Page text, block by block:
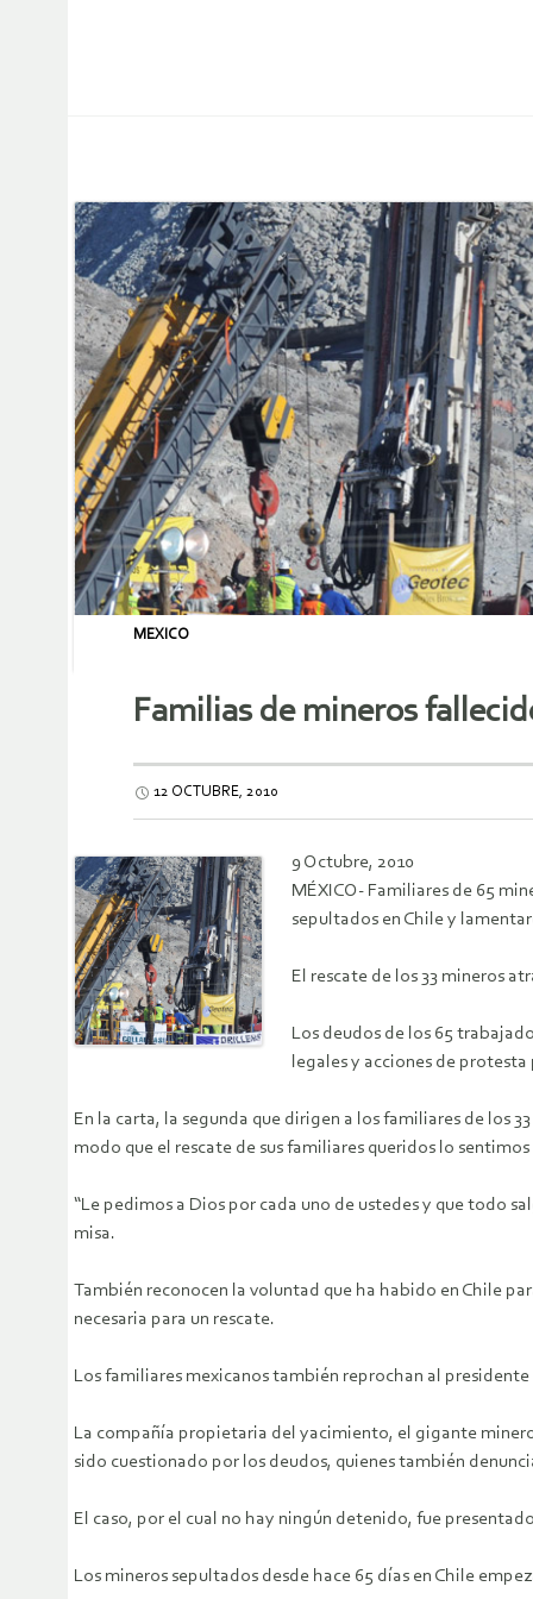
MEXICO
Familias de mineros
12 OCTUBRE, 2010
9 Octubre, 2010
MÉXICO- Familiares de 65
sepultados en Chile y
El rescate de los 33 mineros
Los deudos de los 65
legales y acciones de
En la carta, la segunda que dirigen a los familiares de los
modo que el rescate de sus familiares queridos lo
“Le pedimos a Dios por cada uno de ustedes y que todo
misa.
También reconocen la voluntad que ha habido en Chile
necesaria para un rescate.
Los familiares mexicanos también reprochan al
La compañía propietaria del yacimiento, el gigante
sido cuestionado por los deudos, quienes también
El caso, por el cual no hay ningún detenido, fue
Los mineros sepultados desde hace 65 días en Chile